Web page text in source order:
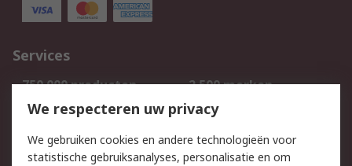
Services
750.000 producten
2.500 merken
Bestellen
Inkoopoplossingen
Track & Trace
We respecteren uw privacy
We gebruiken cookies en andere technologieën voor
statistische gebruiksanalyses, personalisatie en om